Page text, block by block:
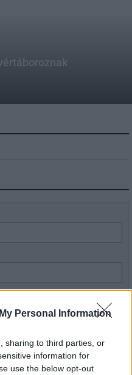
Personal Information
sharing to third parties, or
information for
use the below opt-out